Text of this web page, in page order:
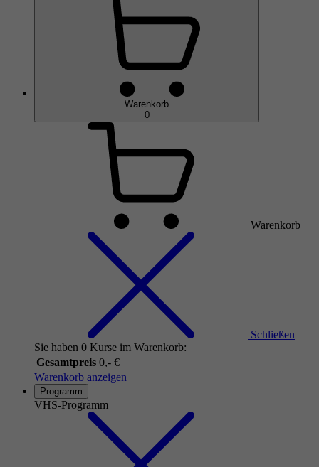
Warenkorb
0
Warenkorb
Schließen
Sie haben 0 Kurse im Warenkorb:
Gesamtpreis 0,- €
Warenkorb anzeigen
Programm
VHS-Programm